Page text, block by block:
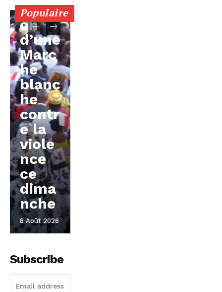
Populaire
nisati
on
d’une
Marc
he
blanc
he
contr
e la
viole
nce
ce
dima
nche
8 Août 2026
Subscribe